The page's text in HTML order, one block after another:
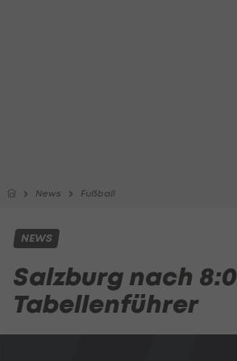
News Fußball
NEWS
Salzburg nach 8:0
Tabellenführer